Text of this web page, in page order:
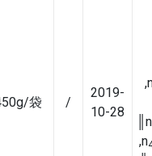
袋 /
2019-
10-28
║n
,n